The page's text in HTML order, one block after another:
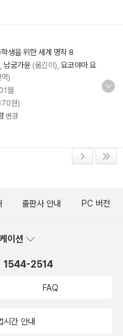
생을 위한 세계 명작 8
남궁가윤 (옮긴이), 요코야마 요
)
월
원)
변경
출판사 안내 PC 버전
이션
1544-2514
FAQ
시간 안내